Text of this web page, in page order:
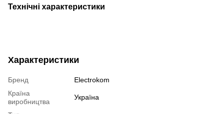
Технічні характеристики
Характеристики
Бренд
Electrokom
Країна
виробництва
Україна